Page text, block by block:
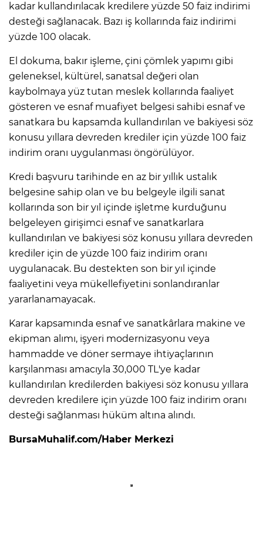
kadar kullandırılacak kredilere yüzde 50 faiz indirimi
desteği sağlanacak. Bazı iş kollarında faiz indirimi
yüzde 100 olacak.
El dokuma, bakır işleme, çini çömlek yapımı gibi
geleneksel, kültürel, sanatsal değeri olan
kaybolmaya yüz tutan meslek kollarında faaliyet
gösteren ve esnaf muafiyet belgesi sahibi esnaf ve
sanatkara bu kapsamda kullandırılan ve bakiyesi söz
konusu yıllara devreden krediler için yüzde 100 faiz
indirim oranı uygulanması öngörülüyor.
Kredi başvuru tarihinde en az bir yıllık ustalık
belgesine sahip olan ve bu belgeyle ilgili sanat
kollarında son bir yıl içinde işletme kurduğunu
belgeleyen girişimci esnaf ve sanatkarlara
kullandırılan ve bakiyesi söz konusu yıllara devreden
krediler için de yüzde 100 faiz indirim oranı
uygulanacak. Bu destekten son bir yıl içinde
faaliyetini veya mükellefiyetini sonlandıranlar
yararlanamayacak.
Karar kapsamında esnaf ve sanatkârlara makine ve
ekipman alımı, işyeri modernizasyonu veya
hammadde ve döner sermaye ihtiyaçlarının
karşılanması amacıyla 30,000 TL'ye kadar
kullandırılan kredilerden bakiyesi söz konusu yıllara
devreden kredilere için yüzde 100 faiz indirim oranı
desteği sağlanması hüküm altına alındı.
BursaMuhalif.com/Haber Merkezi